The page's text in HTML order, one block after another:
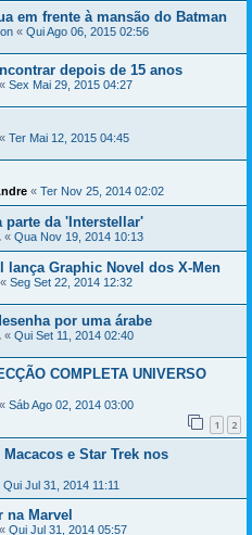
em frente à mansão do Batman
« Qui Ago 06, 2015 02:56
depois de 15 anos
« Sex Mai 29, 2015 04:27
« Ter Mai 12, 2015 04:45
« Ter Nov 25, 2014 02:02
parte da 'Interstellar'
« Qua Nov 19, 2014 10:13
lança Graphic Novel dos X-Men
« Seg Set 22, 2014 12:32
por uma árabe
« Qui Set 11, 2014 02:40
COMPLETA UNIVERSO
« Sáb Ago 02, 2014 03:00
1 2
e Star Trek nos
Qui Jul 31, 2014 11:11
Marvel
« Qui Jul 31, 2014 05:57